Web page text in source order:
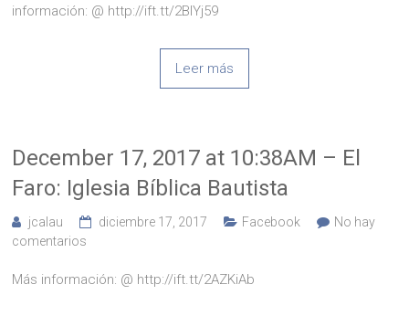
información: @ http://ift.tt/2BIYj59
Leer más
December 17, 2017 at 10:38AM – El
Faro: Iglesia Bíblica Bautista
jcalau diciembre 17, 2017 Facebook
No hay
comentarios
Más información: @ http://ift.tt/2AZKiAb